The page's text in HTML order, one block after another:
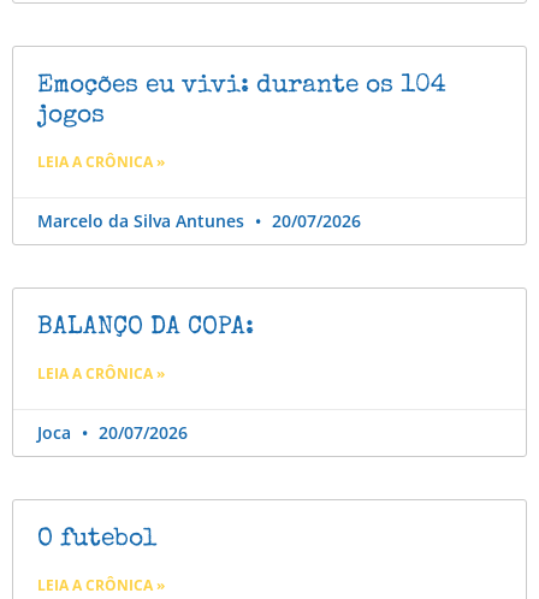
Emoções eu vivi: durante os 104
jogos
LEIA A CRÔNICA »
Marcelo da Silva Antunes 20/07/2026
BALANÇO DA COPA:
LEIA A CRÔNICA »
Joca 20/07/2026
O futebol
LEIA A CRÔNICA »